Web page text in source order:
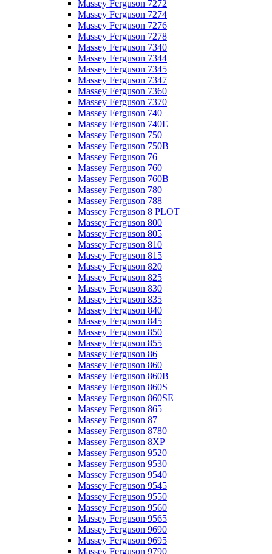
Massey Ferguson 7272
Massey Ferguson 7274
Massey Ferguson 7276
Massey Ferguson 7278
Massey Ferguson 7340
Massey Ferguson 7344
Massey Ferguson 7345
Massey Ferguson 7347
Massey Ferguson 7360
Massey Ferguson 7370
Massey Ferguson 740
Massey Ferguson 740E
Massey Ferguson 750
Massey Ferguson 750B
Massey Ferguson 76
Massey Ferguson 760
Massey Ferguson 760B
Massey Ferguson 780
Massey Ferguson 788
Massey Ferguson 8 PLOT
Massey Ferguson 800
Massey Ferguson 805
Massey Ferguson 810
Massey Ferguson 815
Massey Ferguson 820
Massey Ferguson 825
Massey Ferguson 830
Massey Ferguson 835
Massey Ferguson 840
Massey Ferguson 845
Massey Ferguson 850
Massey Ferguson 855
Massey Ferguson 86
Massey Ferguson 860
Massey Ferguson 860B
Massey Ferguson 860S
Massey Ferguson 860SE
Massey Ferguson 865
Massey Ferguson 87
Massey Ferguson 8780
Massey Ferguson 8XP
Massey Ferguson 9520
Massey Ferguson 9530
Massey Ferguson 9540
Massey Ferguson 9545
Massey Ferguson 9550
Massey Ferguson 9560
Massey Ferguson 9565
Massey Ferguson 9690
Massey Ferguson 9695
Massey Ferguson 9790